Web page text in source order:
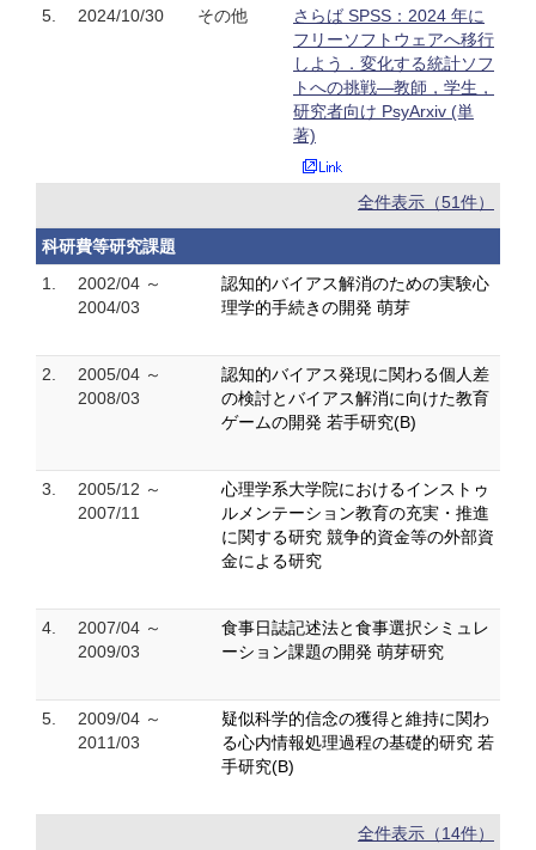
5. 2024/10/30 その他
さらば SPSS：2024 年に
フリーソフトウェアへ移行
しよう．変化する統計ソフ
トへの挑戦—教師，学生，
研究者向け PsyArxiv (単
著)
全件表示（51件）
科研費等研究課題
1.
2002/04 ～
2004/03
認知的バイアス解消のための実験心
理学的手続きの開発 萌芽
2.
2005/04 ～
2008/03
認知的バイアス発現に関わる個人差
の検討とバイアス解消に向けた教育
ゲームの開発 若手研究(B)
3.
2005/12 ～
2007/11
心理学系大学院におけるインストゥ
ルメンテーション教育の充実・推進
に関する研究 競争的資金等の外部資
金による研究
4.
2007/04 ～
2009/03
食事日誌記述法と食事選択シミュレ
ーション課題の開発 萌芽研究
5.
2009/04 ～
2011/03
疑似科学的信念の獲得と維持に関わ
る心内情報処理過程の基礎的研究 若
手研究(B)
全件表示（14件）